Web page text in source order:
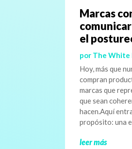
Marcas
el
por The White
Hoy, más que
compran
marcas que
que sean
hacen.Aquí
propósito: una
leer más